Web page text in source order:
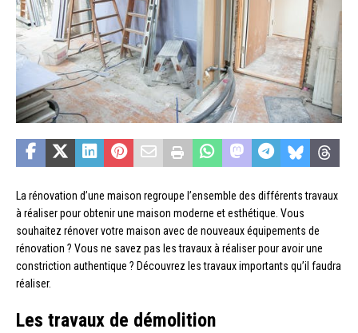
La rénovation d’une maison regroupe l’ensemble des différents travaux
à réaliser pour obtenir une maison moderne et esthétique. Vous
souhaitez rénover votre maison avec de nouveaux équipements de
rénovation ? Vous ne savez pas les travaux à réaliser pour avoir une
constriction authentique ? Découvrez les travaux importants qu’il faudra
réaliser.
Les travaux de démolition